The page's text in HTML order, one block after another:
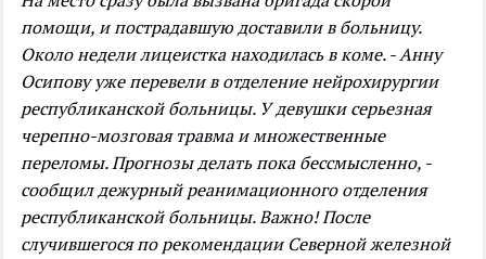
помощи, и пострадавшую доставили в больницу.
Около недели лицеистка находилась в коме. - Анну
Осипову уже перевели в отделение нейрохирургии
республиканской больницы. У девушки серьезная
черепно-мозговая травма и множественные
переломы. Прогнозы делать пока бессмысленно, -
сообщил дежурный реанимационного отделения
республиканской больницы.Важно! После
случившегося по рекомендации Северной железной